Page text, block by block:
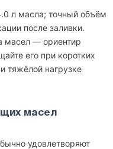
л масла; точный объём
после заливки.
масел — ориентир
его при коротких
тяжёлой нагрузке
масел
удовлетворяют